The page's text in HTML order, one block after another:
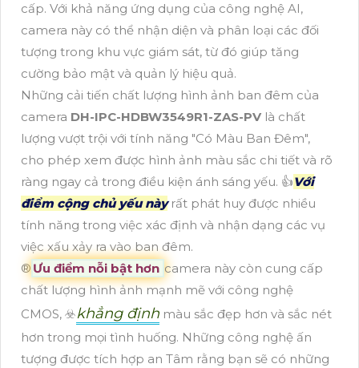
cấp. Với khả năng ứng dụng của công nghệ AI,
camera này có thể nhận diện và phân loại các đối
tượng trong khu vực giám sát, từ đó giúp tăng
cường bảo mật và quản lý hiệu quả.
Những cải tiến chất lượng hình ảnh ban đêm của
camera DH-IPC-HDBW3549R1-ZAS-PV là chất
lượng vượt trội với tính năng "Có Màu Ban Đêm",
cho phép xem được hình ảnh màu sắc chi tiết và rõ
ràng ngay cả trong điều kiện ánh sáng yếu. 👍Với
điểm cộng chủ yếu nàyrất phát huy được nhiều
tính năng trong việc xác định và nhận dạng các vụ
việc xấu xảy ra vào ban đêm.
®️ Ưu điểm nỗi bật hơn camera này còn cung cấp
chất lượng hình ảnh mạnh mẽ với công nghệ
CMOS, ☣️khẳng định màu sắc đẹp hơn và sắc nét
hơn trong mọi tình huống. Những công nghệ ấn
tượng được tích hợp an Tâm rằng bạn sẽ có những